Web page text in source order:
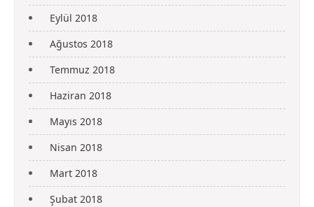
Eylül 2018
Ağustos 2018
Temmuz 2018
Haziran 2018
Mayıs 2018
Nisan 2018
Mart 2018
Şubat 2018